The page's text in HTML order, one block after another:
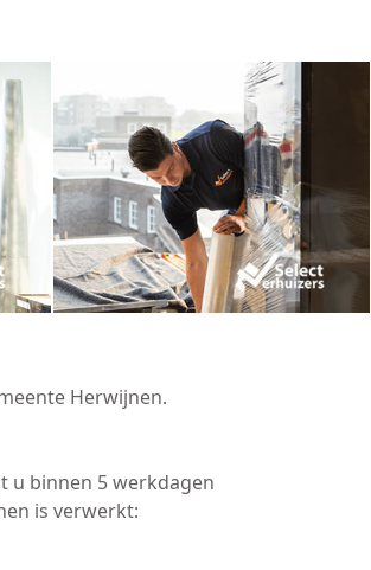
Herwijnen.
u binnen 5 werkdagen
is verwerkt: